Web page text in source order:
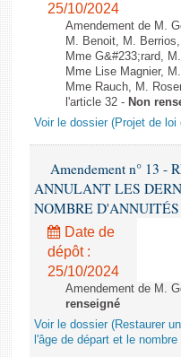
25/10/2024
Amendement de M.
M. Benoit, M.
Mme G&#233;rard,
Mme Lise Magnier,
Mme Rauch, M.
l'article 32 - Non
Voir le dossier (Projet de
Amendement n° 13 -
ANNULANT LES
NOMBRE D'ANNUITÉS
Date de
dépôt :
25/10/2024
Amendement de M.
renseigné
Voir le dossier (Restaurer
l'âge de départ et le